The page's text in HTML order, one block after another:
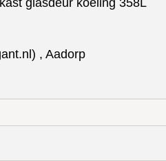
glasdeur koeling 358L
, Aadorp